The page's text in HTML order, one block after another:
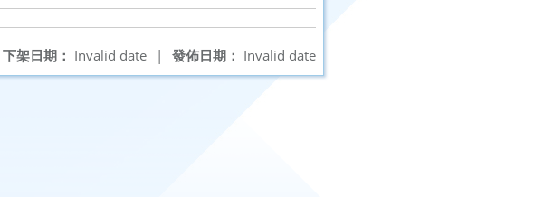
發佈日期： Invalid date
下架日期： Invalid date |